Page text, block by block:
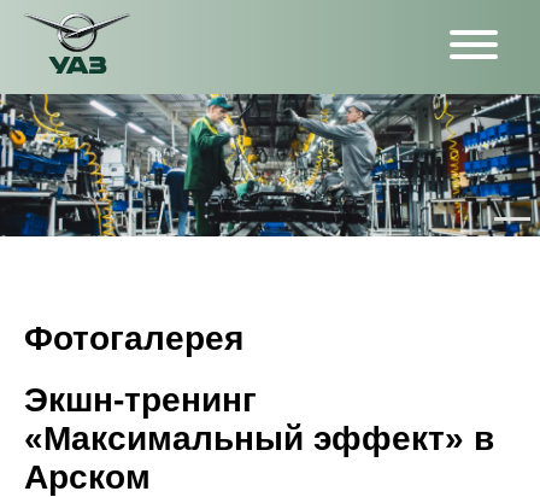
Фотогалерея
Экшн-тренинг
«Максимальный эффект» в
Арском